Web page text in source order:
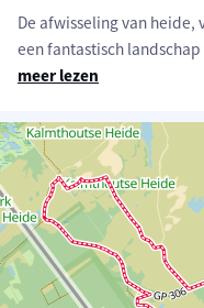
De afwisseling van heide,
een fantastisch
meer lezen